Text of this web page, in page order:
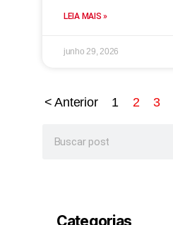
LEIA MAIS »
junho 29, 2026
< Anterior 1 2 3
Categorias